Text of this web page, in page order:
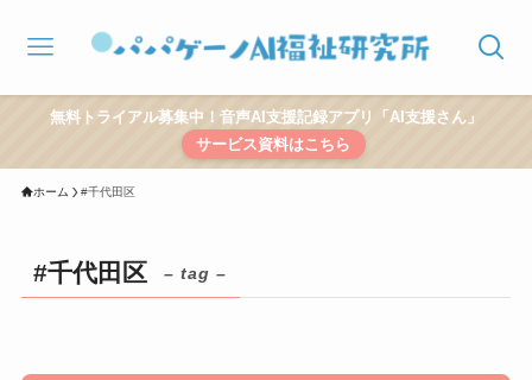
無料トライアル募集中！音声AI支援記録アプリ「AI支援さん」
サービス資料はこちら
ホーム #千代田区
#千代田区 – tag –